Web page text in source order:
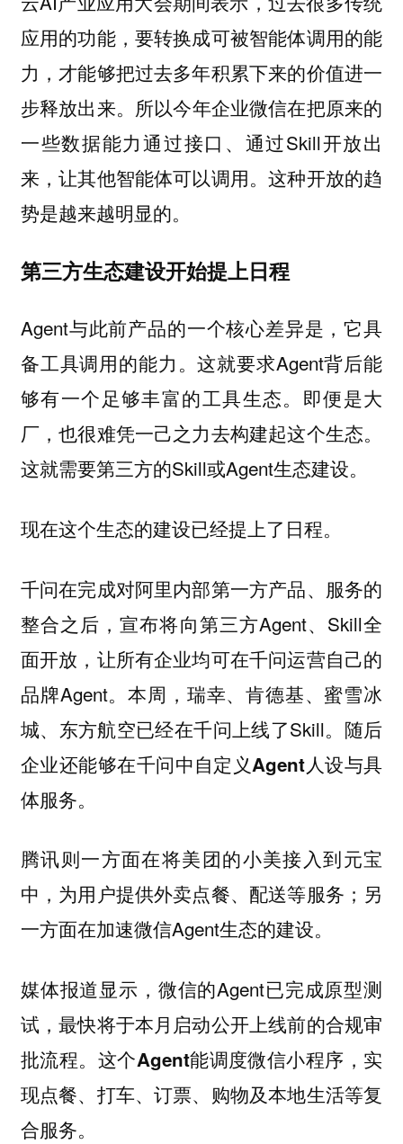
应用的功能，要转换成可被智能体调用的能
力，才能够把过去多年积累下来的价值进一
步释放出来。所以今年企业微信在把原来的
一些数据能力通过接口、通过Skill开放出
来，让其他智能体可以调用。这种开放的趋
势是越来越明显的。
第三方生态建设开始提上日程
Agent与此前产品的一个核心差异是，它具
备工具调用的能力。这就要求Agent背后能
够有一个足够丰富的工具生态。即便是大
厂，也很难凭一己之力去构建起这个生态。
这就需要第三方的Skill或Agent生态建设。
现在这个生态的建设已经提上了日程。
千问在完成对阿里内部第一方产品、服务的
整合之后，宣布将向第三方Agent、Skill全
面开放，让所有企业均可在千问运营自己的
品牌Agent。本周，瑞幸、肯德基、蜜雪冰
城、东方航空已经在千问上线了Skill。 随后
企业还能够在千问中自定义Agent人设与具
体服务。
腾讯则一方面在将美团的小美接入到元宝
中，为用户提供外卖点餐、配送等服务；另
一方面在加速微信Agent生态的建设。
媒体报道显示，微信的Agent已完成原型测
试，最快将于本月启动公开上线前的合规审
批流程。 这个Agent能调度微信小程序，实
现点餐、打车、订票、购物及本地生活等复
合服务。